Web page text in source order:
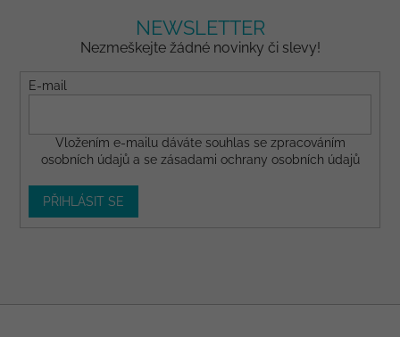
NEWSLETTER
Nezmeškejte žádné novinky či slevy!
E-mail
Vložením e-mailu dáváte souhlas se zpracováním
osobních údajů a se zásadami ochrany osobních údajů
PŘIHLÁSIT SE